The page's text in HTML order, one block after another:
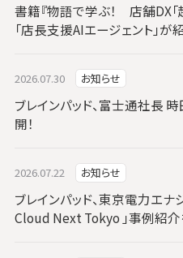
書籍『物語で学ぶ！ 店舗DX「
「店長支援AIエージェント」が
2026.07.30 お知らせ
ブレインパッド、富士通社長
開！
2026.07.22 お知らせ
ブレインパッド、東京電力エ
Cloud Next Tokyo 」事例紹